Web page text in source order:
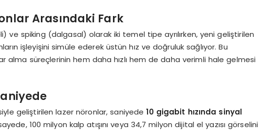
Arasındaki Fark
ve spiking (dalgasal) olarak iki temel tipe ayrılırken, yeni geliştirilen
işleyişini simüle ederek üstün hız ve doğruluk sağlıyor. Bu
alma süreçlerinin hem daha hızlı hem de daha verimli hale gelmesi
geliştirilen lazer nöronlar, saniyede10 gigabit hızında sinyal
100 milyon kalp atışını veya 34,7 milyon dijital el yazısı görselini